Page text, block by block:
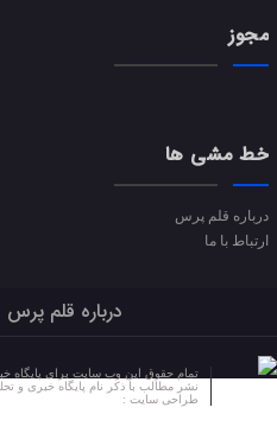
مجوز
خط مشی ها
درباره قلم پرس
ارتباط با ما
درباره قلم پرس
تمام حقوق این وب سایت برای پایگاه
نشر مطالب با ذکر نام پایگاه خبری و
طراحی سایت :